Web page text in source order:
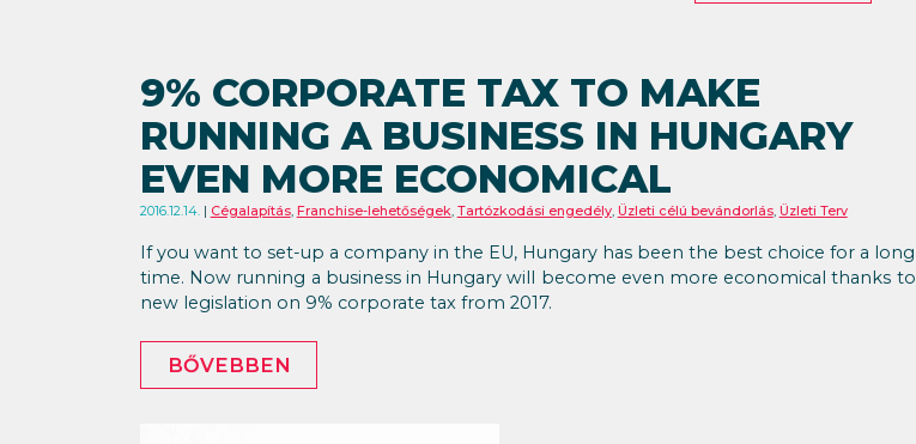
9% CORPORATE TAX TO MAKE
RUNNING A BUSINESS IN HUNGARY
EVEN MORE ECONOMICAL
2016.12.14. Cégalapítás, Franchise-lehetőségek, Tartózkodási engedély, Üzleti célú bevándorlás, Üzleti Terv
If you want to set-up a company in the EU, Hungary has been the best choice for a long
time. Now running a business in Hungary will become even more economical thanks to
new legislation on 9% corporate tax from 2017.
BŐVEBBEN